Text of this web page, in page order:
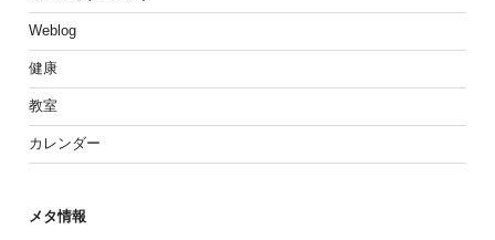
Weblog
健康
教室
カレンダー
メタ情報